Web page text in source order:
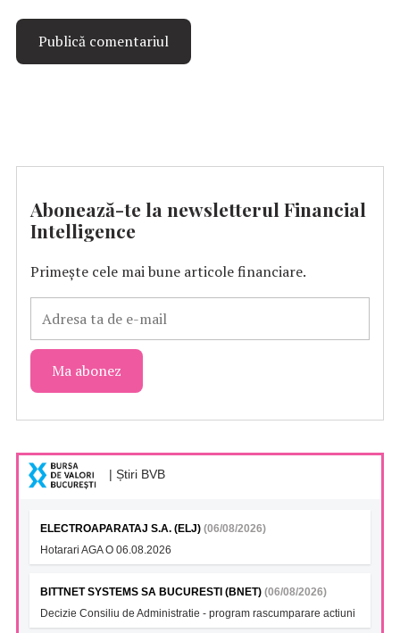
Abonează-te la newsletterul Financial
Intelligence
Primește cele mai bune articole financiare.
| Știri BVB
ELECTROAPARATAJ S.A. (ELJ) (06/08/2026)
Hotarari AGA O 06.08.2026
BITTNET SYSTEMS SA BUCURESTI (BNET) (06/08/2026)
Decizie Consiliu de Administratie - program rascumparare actiuni